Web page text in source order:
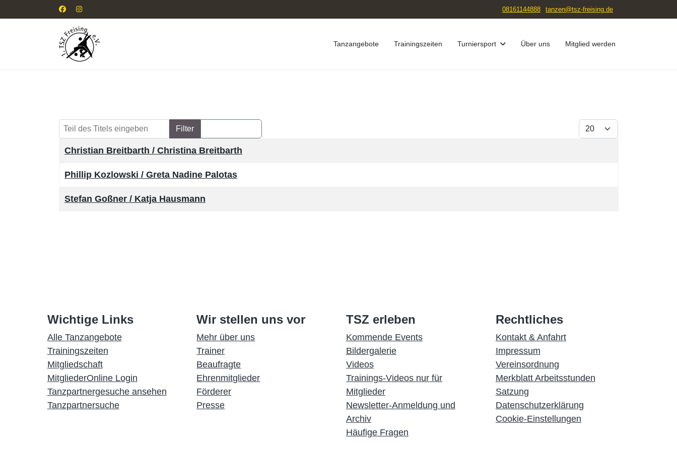
08161144888 tanzen@tsz-freising.de
Tanzangebote Trainingszeiten Turniersport Über uns Mitglied werden
Teil des Titels eingeben Filter Anzeige #
Titel
Christian Breitbarth / Christina Breitbarth
Phillip Kozlowski / Greta Nadine Palotas
Stefan Goßner / Katja Hausmann
Wichtige Links
Alle Tanzangebote
Trainingszeiten
Mitgliedschaft
MitgliederOnline Login
Tanzpartnergesuche ansehen
Tanzpartnersuche
Wir stellen uns vor
Mehr über uns
Trainer
Beaufragte
Ehrenmitglieder
Förderer
Presse
TSZ erleben
Kommende Events
Bildergalerie
Videos
Trainings-Videos nur für
Mitglieder
Newsletter-Anmeldung und
Archiv
Häufige Fragen
Rechtliches
Kontakt & Anfahrt
Impressum
Vereinsordnung
Merkblatt Arbeitsstunden
Satzung
Datenschutzerklärung
Cookie-Einstellungen